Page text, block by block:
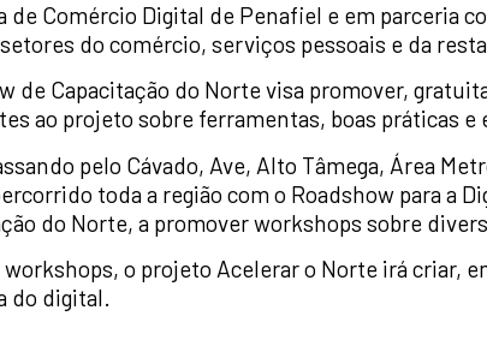
de Comércio Digital de Penafiel e em parceria
do comércio, serviços pessoais e da
de Capacitação do Norte visa promover,
ao projeto sobre ferramentas, boas práticas
pelo Cávado, Ave, Alto Tâmega, Área
toda a região com o Roadshow para a
do Norte, a promover workshops sobre
o projeto Acelerar o Norte irá criar,
do digital.